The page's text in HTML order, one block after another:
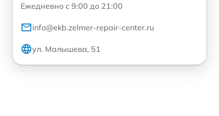
Ежедневно с 9:00 до 21:00
info@ekb.zelmer-repair-center.ru
ул. Малышева, 51